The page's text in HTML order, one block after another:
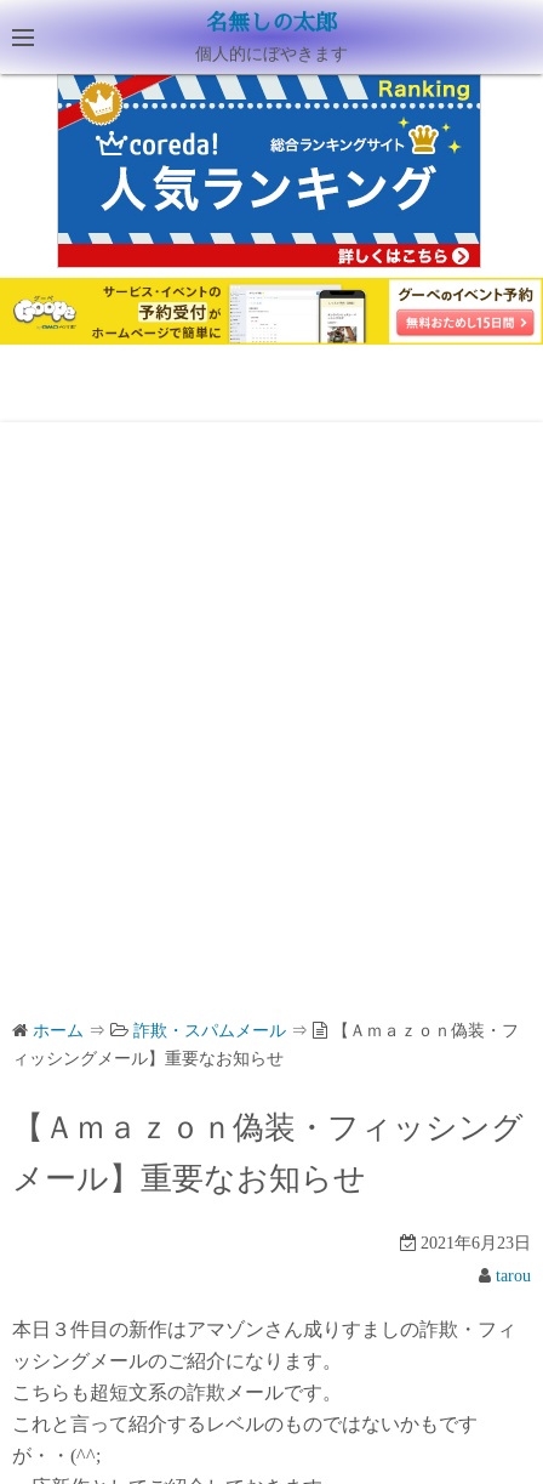
名無しの太郎
個人的にぼやきます
ホーム ⇒ 詐欺・スパムメール ⇒
【Ａｍａｚｏｎ偽装・フ
ィッシングメール】重要なお知らせ
【Ａｍａｚｏｎ偽装・フィッシング
メール】重要なお知らせ
2021年6月23日
tarou
本日３件目の新作はアマゾンさん成りすましの詐欺・フィ
ッシングメールのご紹介になります。
こちらも超短文系の詐欺メールです。
これと言って紹介するレベルのものではないかもです
が・・(^^;